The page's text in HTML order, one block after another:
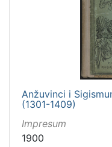
Anžuvinci i
(1301-1409)
Impresum
1900